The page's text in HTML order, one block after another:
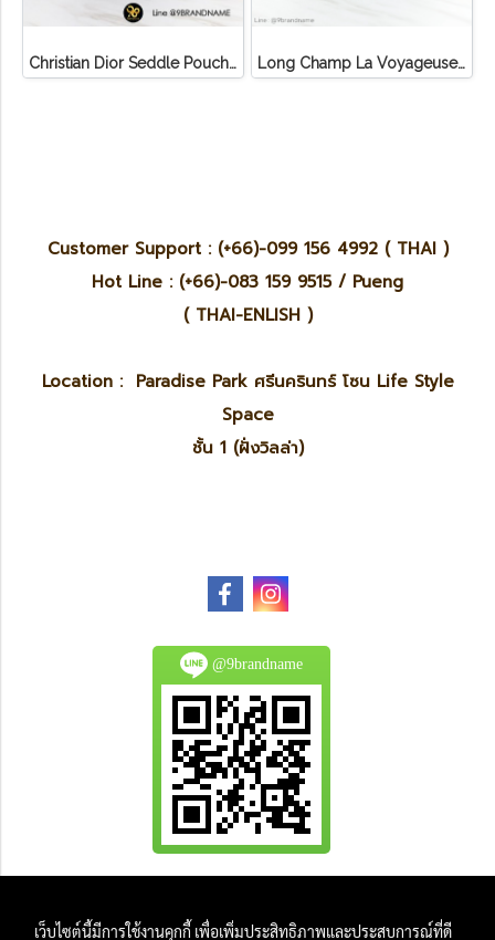
Christian Dior Seddle Pouch Accessory Hand Bag Long Champ La Voyageuse Bag Leather
Customer Support : (+66)-099 156 4992 ( THAI )
Hot Line : (+66)-083 159 9515 / Pueng
( THAI-ENLISH )
Location : Paradise Park ศรีนครินทร์ โซน Life Style
Space
ชั้น 1 (ฝั่งวิลล่า)
@9brandname
เว็บไซต์นี้มีการใช้งานคุกกี้ เพื่อเพิ่มประสิทธิภาพและประสบการณ์ที่ดี